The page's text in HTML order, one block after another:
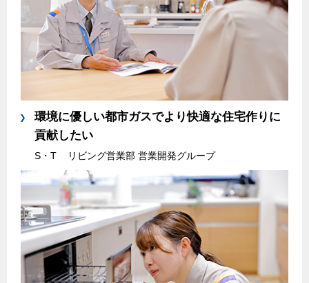
環境に優しい都市ガスでより快適な住宅作りに
貢献したい
S・T リビング営業部 営業開発グループ